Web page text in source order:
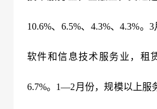
10.6%、 6.5%、 4.3%、4.3%。3
软件和信息技术服务业，租
6.7%。 1—2 月份，规模以上服